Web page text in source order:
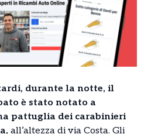
durante la notte, il
è stato notato a
pattuglia dei carabinieri
all’altezza di via Costa. Gli